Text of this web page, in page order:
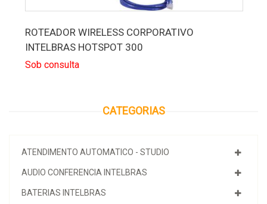
CATEGORIAS
ATENDIMENTO AUTOMATICO - STUDIO
AUDIO CONFERENCIA INTELBRAS
BATERIAS INTELBRAS
ROTEADOR WIRELESS CORPORATIVO
INTELBRAS HOTSPOT 300
Sob consulta